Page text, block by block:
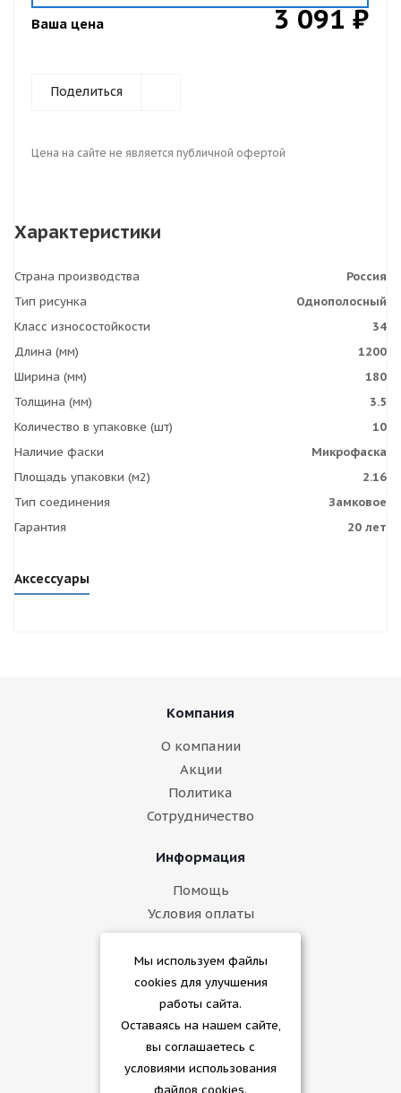
Ваша цена 3 091 ₽
Поделиться
Цена на сайте не является публичной офертой
Характеристики
Страна производства
Россия
Тип рисунка
Однополосный
Класс износостойкости
34
Длина (мм)
1200
Ширина (мм)
180
Толщина (мм)
3.5
Количество в упаковке (шт)
10
Наличие фаски
Микрофаска
Площадь упаковки (м2)
2.16
Тип соединения
Замковое
Гарантия
20 лет
Аксессуары
Компания
О компании
Акции
Политика
Сотрудничество
Информация
Помощь
Условия оплаты
Условия доставки
Гарантия на товар
Помощь
Полезно знать
Как купить
Мы используем файлы
cookies для улучшения
работы сайта.
Оставаясь на нашем сайте,
вы соглашаетесь с
условиями использования
файлов cookies.